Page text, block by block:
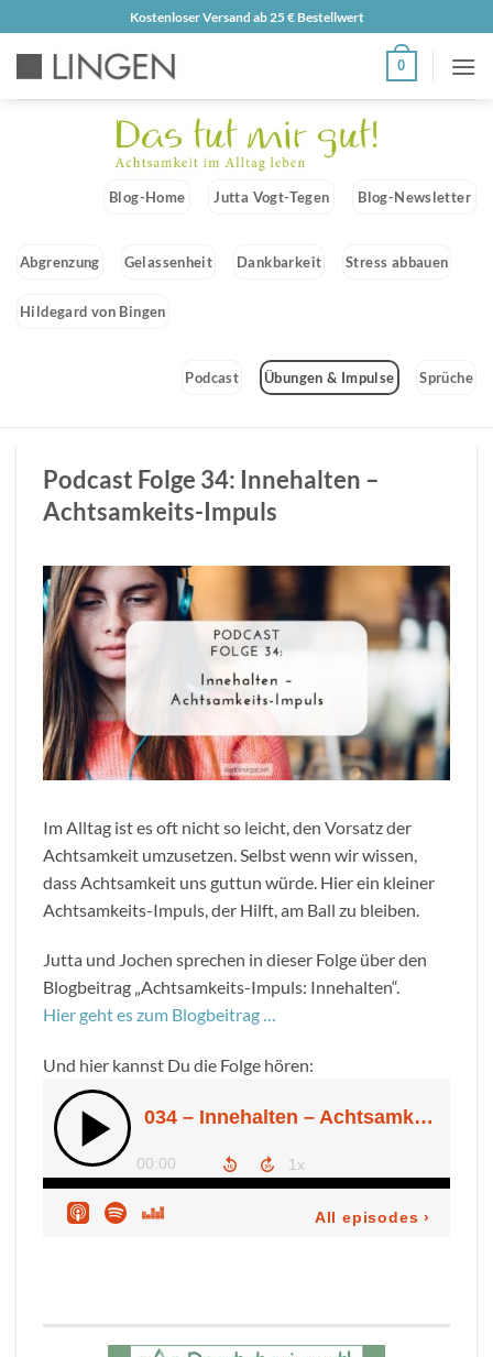
Inhalt
Kostenloser Versand ab 25 € Bestellwert
0
Blog-Home Jutta Vogt-Tegen Blog-Newsletter
Abgrenzung Gelassenheit Dankbarkeit Stress abbauen
Hildegard von Bingen
Podcast Übungen & Impulse Sprüche
Podcast Folge 34: Innehalten –
Achtsamkeits-Impuls
Im Alltag ist es oft nicht so leicht, den Vorsatz der
Achtsamkeit umzusetzen. Selbst wenn wir wissen,
dass Achtsamkeit uns guttun würde. Hier ein kleiner
Achtsamkeits-Impuls, der Hilft, am Ball zu bleiben.
Jutta und Jochen sprechen in dieser Folge über den
Blogbeitrag „Achtsamkeits-Impuls: Innehalten“.
Hier geht es zum Blogbeitrag …
Und hier kannst Du die Folge hören: